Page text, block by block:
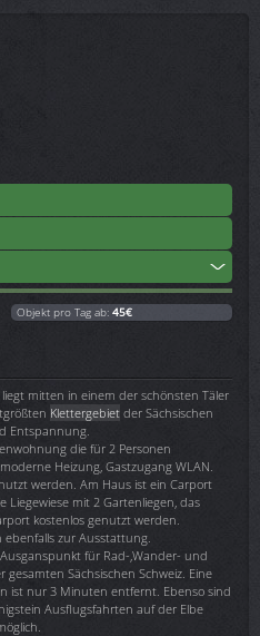
Objekt pro Tag ab: 45€
mitten in einem der schönsten Täler
Klettergebiet der Sächsischen
Entspannung.
die für 2 Personen
Heizung, Gastzugang WLAN.
werden. Am Haus ist ein Carport
mit 2 Gartenliegen, das
kostenlos genutzt werden.
zur Ausstattung.
für Rad-,Wander- und
gesamten Sächsischen Schweiz. Eine
ist nur 3 Minuten entfernt. Ebenso sind
Ausflugsfahrten auf der Elbe